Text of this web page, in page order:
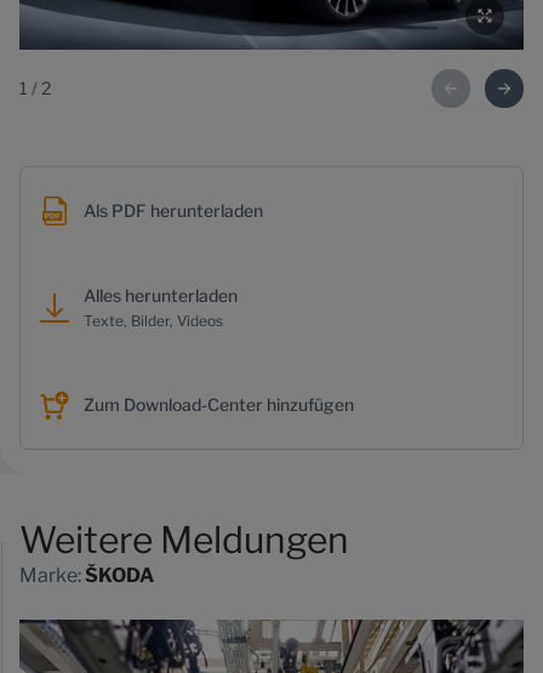
1 / 2
Als PDF herunterladen
Alles herunterladen
Texte, Bilder, Videos
Zum Download-Center hinzufügen
Weitere Meldungen
Marke: ŠKODA